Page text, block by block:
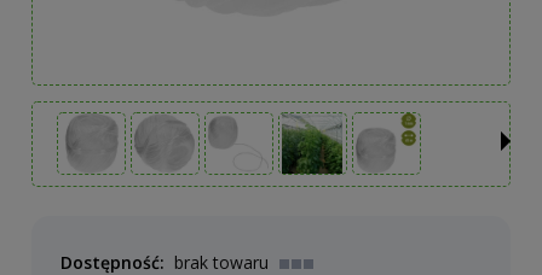
Dostępność: brak towaru